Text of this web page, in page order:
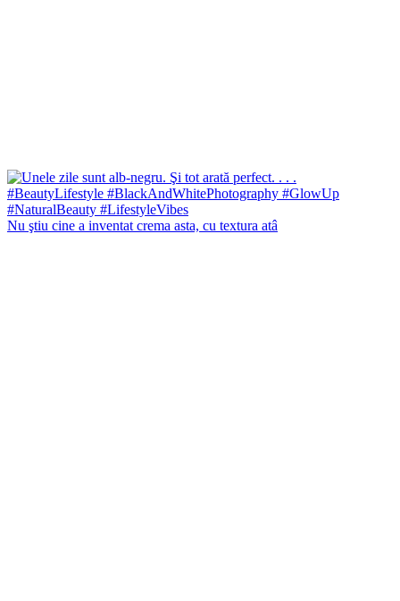
Nu ştiu cine a inventat crema asta, cu textura atâ